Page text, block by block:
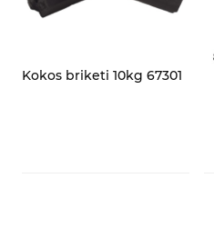
Kokos briketi 10kg 67301